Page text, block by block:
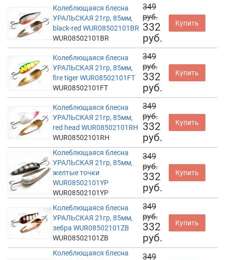
Колеблющаяся блесна
УРАЛЬСКАЯ 21гр, 85мм,
black-red WUR08502101BR
WUR08502101BR
349
руб.
332
руб.
Купить
Колеблющаяся блесна
УРАЛЬСКАЯ 21гр, 85мм,
fire tiger WUR08502101FT
WUR08502101FT
349
руб.
332
руб.
Купить
Колеблющаяся блесна
УРАЛЬСКАЯ 21гр, 85мм,
red head WUR08502101RH
WUR08502101RH
349
руб.
332
руб.
Купить
Колеблющаяся блесна
УРАЛЬСКАЯ 21гр, 85мм,
желтые точки
WUR08502101YP
WUR08502101YP
349
руб.
332
руб.
Купить
Колеблющаяся блесна
УРАЛЬСКАЯ 21гр, 85мм,
зебра WUR08502101ZB
WUR08502101ZB
349
руб.
332
руб.
Купить
Колеблющаяся блесна
349